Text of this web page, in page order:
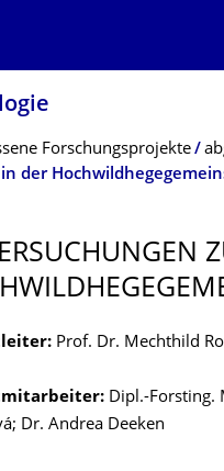
Forschungsprojekte
Prof. Dr. Mechthild
Dipl.-Forsting.
Dr. Andrea Deeken